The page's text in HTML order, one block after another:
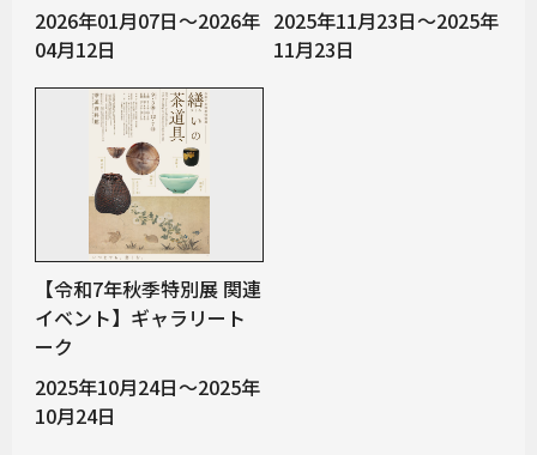
2026年01月07日～2026年
04月12日
2025年11月23日～2025年
11月23日
【令和7年秋季特別展 関連
イベント】ギャラリート
ーク
2025年10月24日～2025年
10月24日